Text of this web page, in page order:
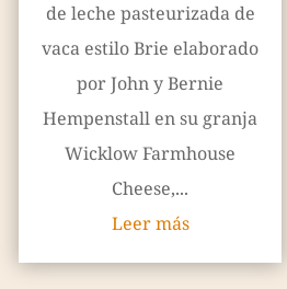
de leche pasteurizada de
vaca estilo Brie elaborado
por John y Bernie
Hempenstall en su granja
Wicklow Farmhouse
Cheese,...
Leer más